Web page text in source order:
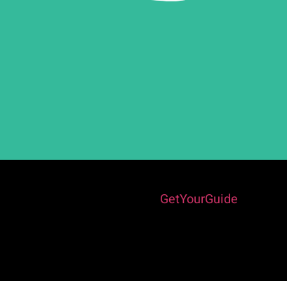
GetYourGuide